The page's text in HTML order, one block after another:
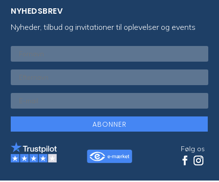
NYHEDSBREV
Nyheder, tilbud og invitationer til oplevelser og events
ABONNER
Følg os